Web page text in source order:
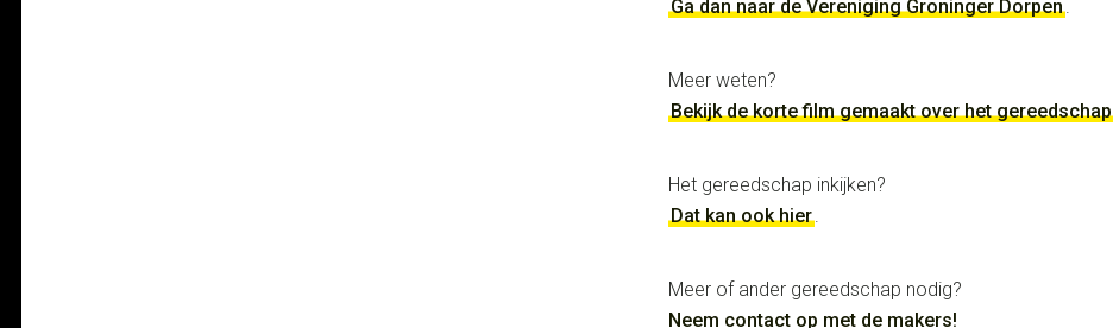
Ga dan naar de Vereniging Groninger Dorpen.
Meer weten?
Bekijk de korte film gemaakt over het gereedschap
Het gereedschap inkijken?
Dat kan ook hier.
Meer of ander gereedschap nodig?
Neem contact op met de makers!